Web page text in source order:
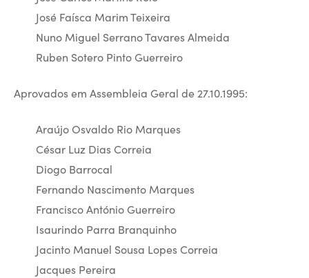
José Faísca Marim Teixeira
Nuno Miguel Serrano Tavares Almeida
Ruben Sotero Pinto Guerreiro
Aprovados em Assembleia Geral de 27.10.1995:
Araújo Osvaldo Rio Marques
César Luz Dias Correia
Diogo Barrocal
Fernando Nascimento Marques
Francisco António Guerreiro
Isaurindo Parra Branquinho
Jacinto Manuel Sousa Lopes Correia
Jacques Pereira